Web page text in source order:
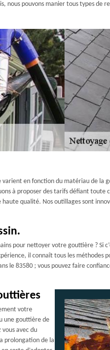
nous pouvons manier tous types
en fonction du matériau de
à proposer des tarifs défiant
qualité. Nos outillages sont
pour nettoyer votre gouttière ?
il connaît tous les
le 83580 ; vous pouvez faire
votre
une gouttière de
avec du
prolongation de la